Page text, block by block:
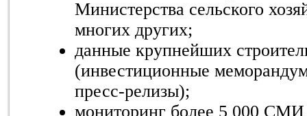
Министерства сельского
многих других;
данные крупнейших
(инвестиционные
пресс-релизы);
мониторинг более 5 000